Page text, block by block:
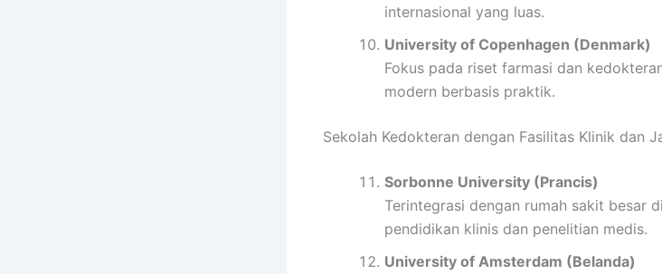
internasional yang luas.
University of Copenhagen (Denmark)
Fokus pada riset farmasi dan
modern berbasis praktik.
Sekolah Kedokteran dengan Fasilitas Klinik dan
Sorbonne University (Prancis)
Terintegrasi dengan rumah sakit besar
pendidikan klinis dan penelitian medis.
University of Amsterdam (Belanda)